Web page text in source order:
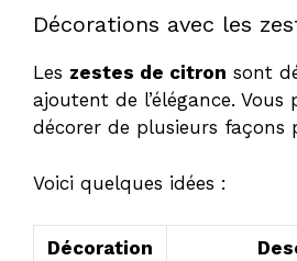
Décorations avec les
Les zestes de citron sont
ajoutent de l’élégance. Vous
décorer de plusieurs façons
Voici quelques idées :
Décoration